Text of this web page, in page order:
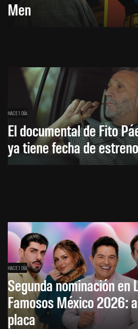
Men
HACE 1 DÍA
El documental de Fito
ya tiene fecha de
HACE 1 DÍA
Segunda nominación en
Famosos México 2026:
placa